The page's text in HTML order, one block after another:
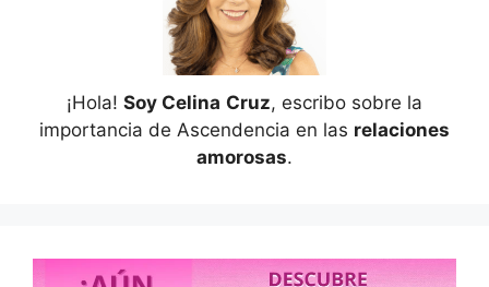
¡Hola! Soy Celina Cruz, escribo sobre la
importancia de Ascendencia en las relaciones
amorosas.